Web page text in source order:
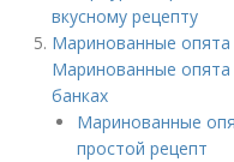
вкусному рецепту
Маринованные опята
Маринованные
банках
Маринованные
простой рецепт